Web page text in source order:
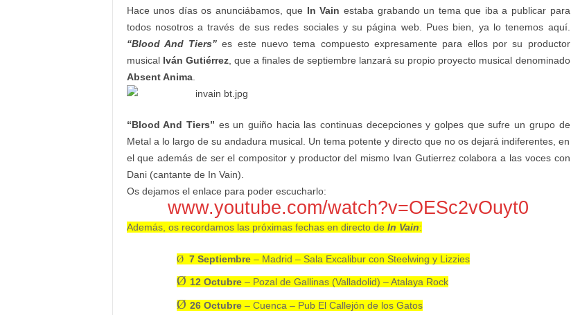
Hace unos días os anunciábamos, que In Vain estaba grabando un tema que iba a publicar para
todos nosotros a través de sus redes sociales y su página web. Pues bien, ya lo tenemos aquí.
“Blood And Tiers” es este nuevo tema compuesto expresamente para ellos por su productor
musical Iván Gutiérrez, que a finales de septiembre lanzará su propio proyecto musical denominado
Absent Anima.
“Blood And Tiers” es un guiño hacia las continuas decepciones y golpes que sufre un grupo de
Metal a lo largo de su andadura musical. Un tema potente y directo que no os dejará indiferentes, en
el que además de ser el compositor y productor del mismo Ivan Gutierrez colabora a las voces con
Dani (cantante de In Vain).
Os dejamos el enlace para poder escucharlo:
www.youtube.com/watch?v=OESc2vOuyt0
Además, os recordamos las próximas fechas en directo de In Vain:
Ø 7 Septiembre – Madrid – Sala Excalibur con Steelwing y Lizzies
Ø 12 Octubre – Pozal de Gallinas (Valladolid) – Atalaya Rock
Ø 26 Octubre– Cuenca – Pub El Callejón de los Gatos